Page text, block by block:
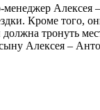
менеджер
Кроме того,
тронуть
Алексея –